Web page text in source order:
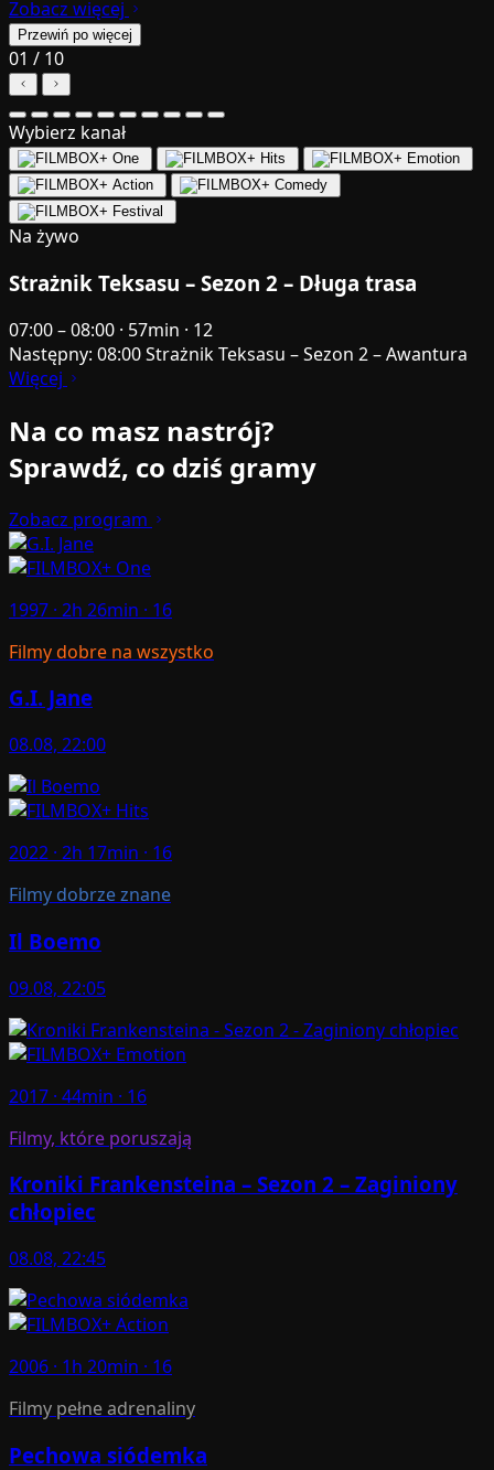
Zobacz więcej
Przewiń po więcej
01 / 10
Wybierz kanał
Na żywo
Strażnik Teksasu – Sezon 2 – Długa trasa
07:00 – 08:00 · 57min · 12
Następny: 08:00Strażnik Teksasu – Sezon 2 – Awantura
Więcej
Na co masz nastrój?
Sprawdź, co dziś gramy
Zobacz program
1997 · 2h 26min · 16
Filmy dobre na wszystko
G.I. Jane
08.08, 22:00
2022 · 2h 17min · 16
Filmy dobrze znane
Il Boemo
09.08, 22:05
2017 · 44min · 16
Filmy, które poruszają
Kroniki Frankensteina – Sezon 2 – Zaginiony
chłopiec
08.08, 22:45
2006 · 1h 20min · 16
Filmy pełne adrenaliny
Pechowa siódemka